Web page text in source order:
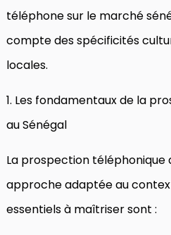
téléphone sur le marché
compte des spécificités
locales.
1. Les fondamentaux de la
au Sénégal
La prospection téléphonique
approche adaptée au
essentiels à maîtriser sont :